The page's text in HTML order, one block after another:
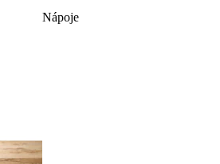
Nápoje